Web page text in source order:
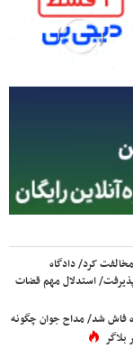
کرد/ دادگاه
پذیرفت/ استدلال مهم قضات
فاش شد/ مداح جوان چگونه